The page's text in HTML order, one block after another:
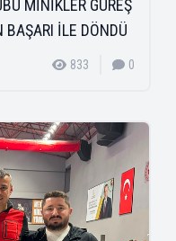
MİNİKLER GÜREŞ
İLE DÖNDÜ
833 0